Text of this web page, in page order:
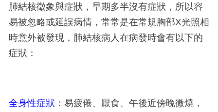
肺結核徵象與症狀，早期多半沒有症狀，所以容
易被忽略或延誤病情，常常是在常規胸部X光照相
時意外被發現，肺結核病人在病發時會有以下的
症狀：
全身性症狀 ：易疲倦、厭食、午後近傍晚微燒，